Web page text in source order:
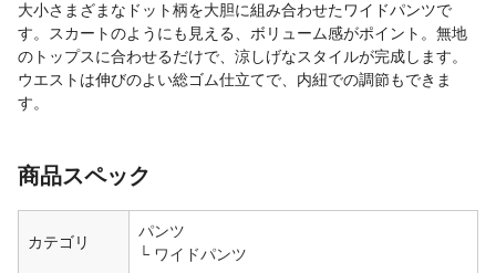
大小さまざまなドット柄を大胆に組み合わせたワイドパンツで
す。スカートのようにも見える、ボリューム感がポイント。無地
のトップスに合わせるだけで、涼しげなスタイルが完成します。
ウエストは伸びのよい総ゴム仕立てで、内紐での調節もできま
す。
商品スペック
カテゴリ
パンツ
ワイドパンツ